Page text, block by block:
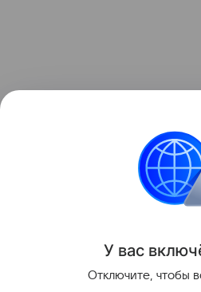
У вас включ
Отключите, чтобы